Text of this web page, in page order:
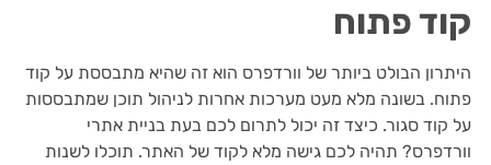
קוד פתוח
היתרון הבולט ביותר של וורדפרס הוא זה שהיא מתבססת על קוד
פתוח. בשונה מלא מעט מערכות אחרות לניהול תוכן שמתבססות
על קוד סגור. כיצד זה יכול לתרום לכם בעת בניית אתרי
וורדפרס? תהיה לכם גישה מלא לקוד של האתר. תוכלו לשנות